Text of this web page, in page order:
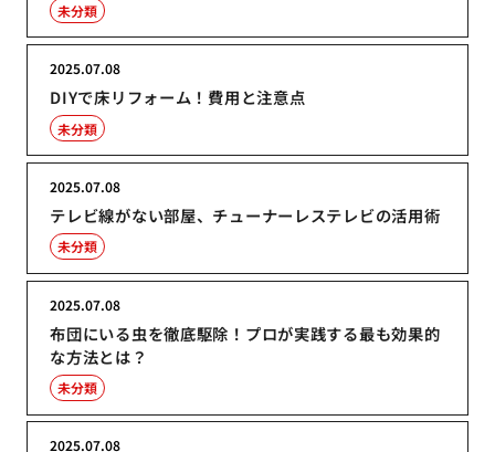
未分類
DIYで床リフォーム！費用と注意点
2025.07.08
未分類
テレビ線がない部屋、チューナーレステレビの活用術
2025.07.08
未分類
布団にいる虫を徹底駆除！プロが実践する最も効果的
な方法とは？
2025.07.08
未分類
2025.07.08